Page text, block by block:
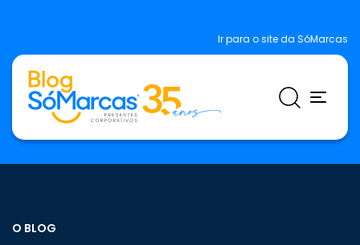
Ir para o site da SóMarcas
O BLOG